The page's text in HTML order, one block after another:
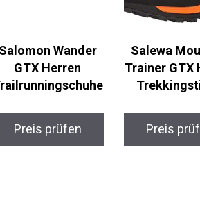
Salomon Wander
GTX Herren
Preis prüfen
Salewa
Trainer GTX
Preis